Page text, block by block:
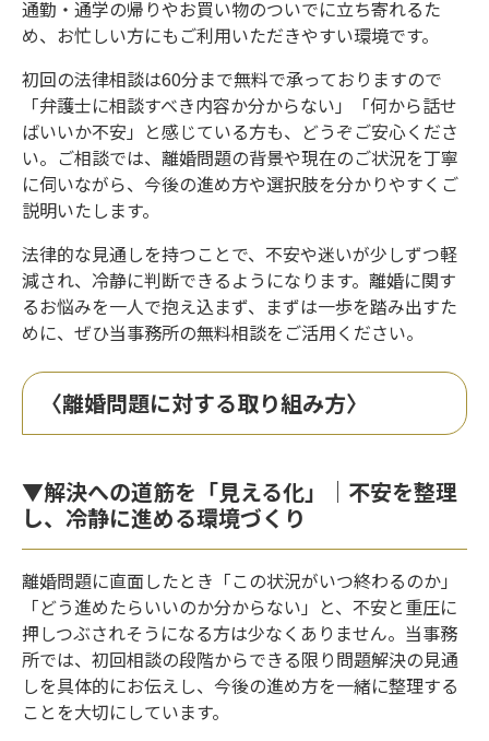
通勤・通学の帰りやお買い物のついでに立ち寄れるた
め、お忙しい方にもご利用いただきやすい環境です。
初回の法律相談は60分まで無料で承っておりますので
「弁護士に相談すべき内容か分からない」「何から話せ
ばいいか不安」と感じている方も、どうぞご安心くださ
い。ご相談では、離婚問題の背景や現在のご状況を丁寧
に伺いながら、今後の進め方や選択肢を分かりやすくご
説明いたします。
法律的な見通しを持つことで、不安や迷いが少しずつ軽
減され、冷静に判断できるようになります。離婚に関す
るお悩みを一人で抱え込まず、まずは一歩を踏み出すた
めに、ぜひ当事務所の無料相談をご活用ください。
〈離婚問題に対する取り組み方〉
▼解決への道筋を「見える化」｜不安を整理
し、冷静に進める環境づくり
離婚問題に直面したとき「この状況がいつ終わるのか」
「どう進めたらいいのか分からない」と、不安と重圧に
押しつぶされそうになる方は少なくありません。当事務
所では、初回相談の段階からできる限り問題解決の見通
しを具体的にお伝えし、今後の進め方を一緒に整理する
ことを大切にしています。